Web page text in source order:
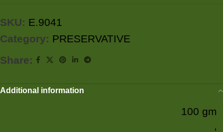
SKU: E.9041
Category: PRESERVATIVE
Share:
Additional information
100 gm
,